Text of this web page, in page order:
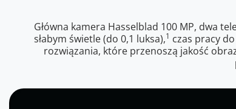
Główna kamera Hasselblad 100 MP, dwa
słabym świetle (do 0,1 luksa),1 czas pracy
rozwiązania, które przenoszą jakość